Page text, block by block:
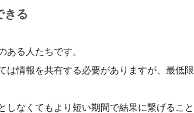
きる
ある人たちです。
は情報を共有する必要がありますが、最低限
なくてもより短い期間で結果に繋げること